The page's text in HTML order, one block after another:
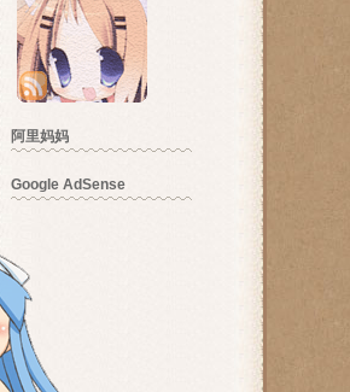
阿里妈妈
Google AdSense